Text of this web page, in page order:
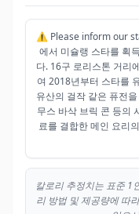
⚠️ Please inform our
에서 미슐랭 스타를 획
다. 16구 로리스톤 거리
여 2018년부터 스타를
유산의 걸작 같은 퓨전
무스 바삭 브릭 콘 등의
료를 결합한 메인 요리
칼로리 추정치는 표준 1
리 방법 및 제공량에 따